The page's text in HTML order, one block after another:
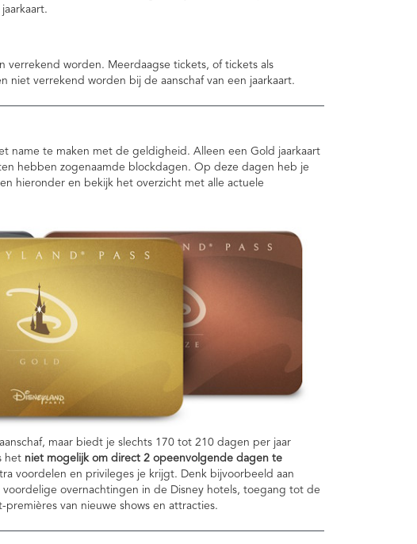
verrekend worden. Meerdaagse tickets, of tickets als
niet verrekend worden bij de aanschaf van een jaarkaart.
name te maken met de geldigheid. Alleen een Gold jaarkaart
hebben zogenaamde blockdagen. Op deze dagen heb je
hieronder en bekijk het overzicht met alle actuele
maar biedt je slechts 170 tot 210 dagen per jaar
het niet mogelijk om direct 2 opeenvolgende dagen te
voordelen en privileges je krijgt. Denk bijvoorbeeld aan
voordelige overnachtingen in de Disney hotels, toegang tot de
van nieuwe shows en attracties.